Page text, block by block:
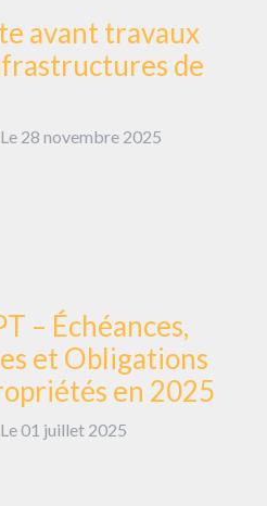
avant travaux
de
Le 28 novembre 2025
– Échéances,
et Obligations
en 2025
Le 01 juillet 2025